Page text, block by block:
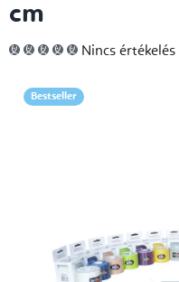
cm
A
termék
5-
ből
Nincs értékelés
Bestseller